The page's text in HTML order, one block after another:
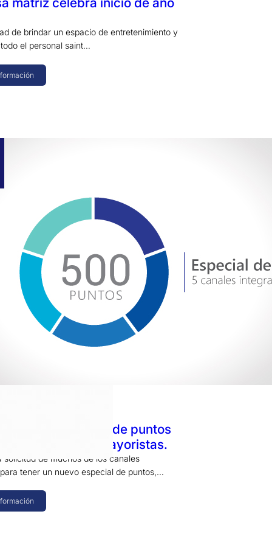
de brindar un espacio de entretenimiento y
el personal saint…
primer especial de puntos
cinco canales mayoristas.
solicitud de muchos de los canales
tener un nuevo especial de puntos,…